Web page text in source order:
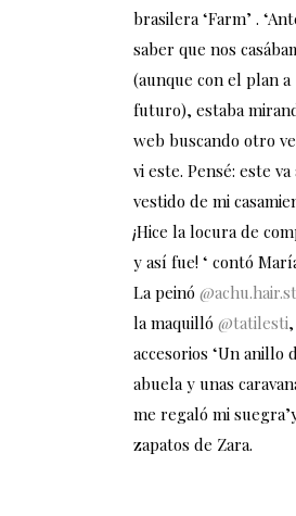
brasilera ‘Farm’ .
saber que nos
(aunque con el plan a
futuro), estaba
web buscando otro
vi este. Pensé: este
vestido de mi
¡Hice la locura de
y así fue! ‘ contó
La peinó
la maquilló @tatilesti,
accesorios ‘Un anillo
abuela y unas
me regaló mi
zapatos de Zara.